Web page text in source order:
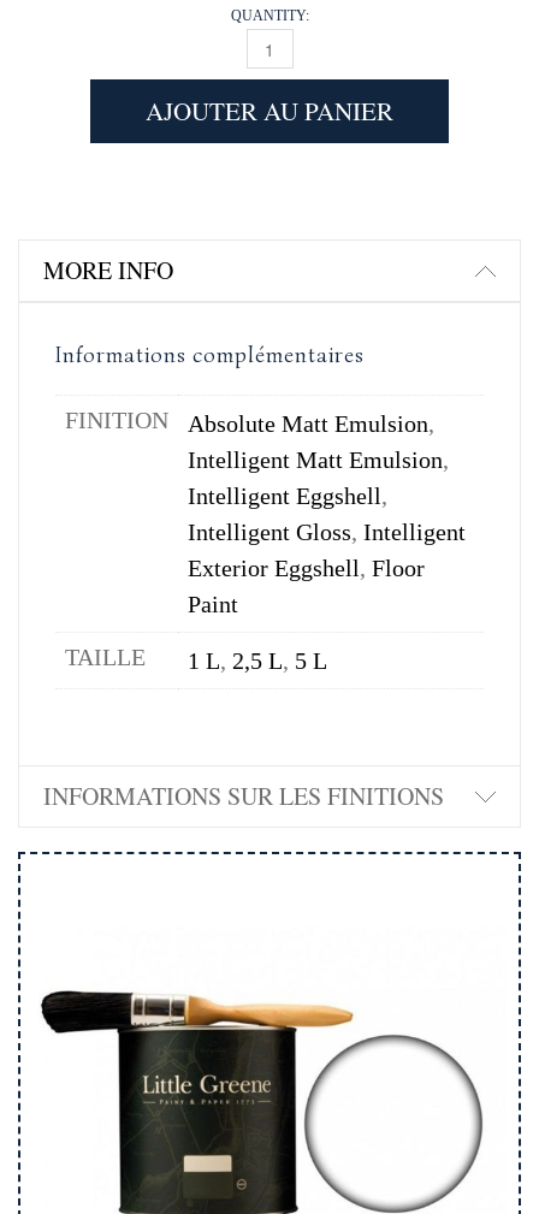
QUANTITY:
DRIZZLE (217) QUANTITY
AJOUTER AU PANIER
MORE INFO
Informations complémentaires
FINITION Absolute Matt Emulsion,
Intelligent Matt Emulsion,
Intelligent Eggshell,
Intelligent Gloss, Intelligent
Exterior Eggshell, Floor
Paint
TAILLE
1 L, 2,5 L, 5 L
INFORMATIONS SUR LES FINITIONS